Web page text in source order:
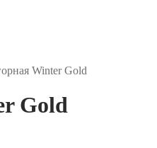
Winter Gold
Gold